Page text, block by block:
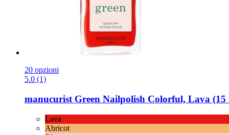
20 opzioni
5.0 (1)
manucurist Green Nailpolish Colorful, Lava (15
Lava
Abricot